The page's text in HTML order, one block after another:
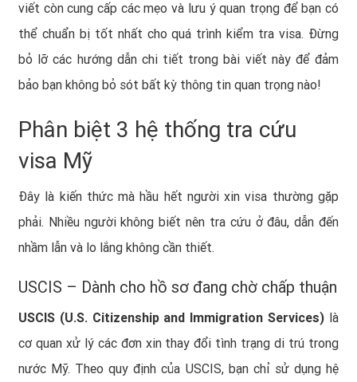
viết còn cung cấp các mẹo và lưu ý quan trọng để bạn có
thể chuẩn bị tốt nhất cho quá trình kiểm tra visa. Đừng
bỏ lỡ các hướng dẫn chi tiết trong bài viết này để đảm
bảo bạn không bỏ sót bất kỳ thông tin quan trọng nào!
Phân biệt 3 hệ thống tra cứu
visa Mỹ
Đây là kiến thức mà hầu hết người xin visa thường gặp
phải. Nhiều người không biết nên tra cứu ở đâu, dẫn đến
nhầm lẫn và lo lắng không cần thiết.
USCIS – Dành cho hồ sơ đang chờ chấp thuận
USCIS (U.S. Citizenship and Immigration Services) là
cơ quan xử lý các đơn xin thay đổi tình trạng di trú trong
nước Mỹ. Theo quy định của USCIS, bạn chỉ sử dụng hệ